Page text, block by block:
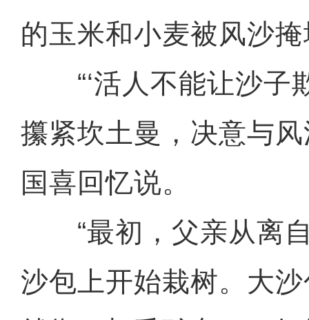
的玉米和小麦被风沙
“‘活人不能让沙子
攥紧坎土曼，决意与
国喜回忆说。
“最初，父亲从离自
沙包上开始栽树。大